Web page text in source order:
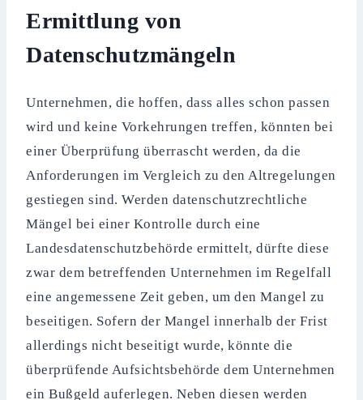
Ermittlung von
Datenschutzmängeln
Unternehmen, die hoffen, dass alles schon passen
wird und keine Vorkehrungen treffen, könnten bei
einer Überprüfung überrascht werden, da die
Anforderungen im Vergleich zu den Altregelungen
gestiegen sind. Werden datenschutzrechtliche
Mängel bei einer Kontrolle durch eine
Landesdatenschutzbehörde ermittelt, dürfte diese
zwar dem betreffenden Unternehmen im Regelfall
eine angemessene Zeit geben, um den Mangel zu
beseitigen. Sofern der Mangel innerhalb der Frist
allerdings nicht beseitigt wurde, könnte die
überprüfende Aufsichtsbehörde dem Unternehmen
ein Bußgeld auferlegen. Neben diesen werden